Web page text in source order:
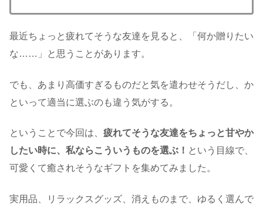
最近ちょっと疲れてそうな友達を見ると、「何か贈りたい
な……」と思うことがあります。
でも、あまり高価すぎるものだと気を遣わせそうだし、か
といって適当に選ぶのも違う気がする。
ということで今回は、 疲れてそうな友達をちょっと甘やか
したい時に、私ならこういうものを選ぶ！ という目線で、
可愛くて癒されそうなギフトを集めてみました。
実用品、リラックスグッズ、消えものまで、ゆるく選んで